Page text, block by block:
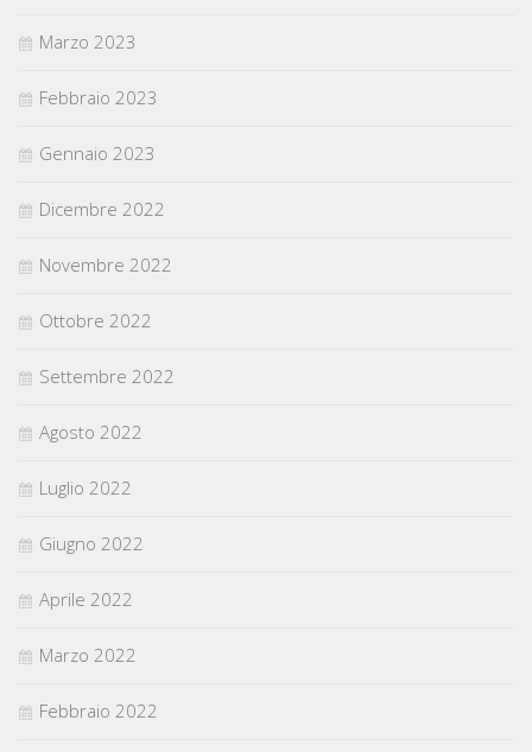
Marzo 2023
Febbraio 2023
Gennaio 2023
Dicembre 2022
Novembre 2022
Ottobre 2022
Settembre 2022
Agosto 2022
Luglio 2022
Giugno 2022
Aprile 2022
Marzo 2022
Febbraio 2022